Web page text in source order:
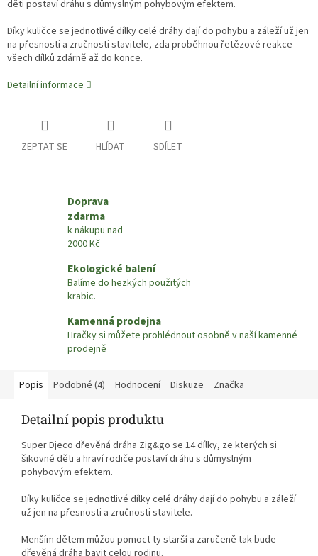
děti postaví dráhu s důmyslným pohybovým efektem.
Díky kuličce se jednotlivé dílky celé dráhy dají do pohybu a záleží už jen
na přesnosti a zručnosti stavitele, zda proběhnou řetězové reakce
všech dílků zdárně až do konce.
Detailní informace
ZEPTAT SE HLÍDAT SDÍLET
Doprava
zdarma
k nákupu nad
2000 Kč
Ekologické balení
Balíme do hezkých použitých
krabic.
Kamenná prodejna
Hračky si můžete prohlédnout osobně v naší kamenné
prodejně
Popis Podobné (4) Hodnocení Diskuze Značka
Detailní popis produktu
Super Djeco dřevěná dráha Zig&go se 14 dílky, ze kterých si
šikovné děti a hraví rodiče postaví dráhu s důmyslným
pohybovým efektem.
Díky kuličce se jednotlivé dílky celé dráhy dají do pohybu a záleží
už jen na přesnosti a zručnosti stavitele.
Menším dětem můžou pomoct ty starší a zaručeně tak bude